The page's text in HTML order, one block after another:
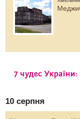
10 серпня